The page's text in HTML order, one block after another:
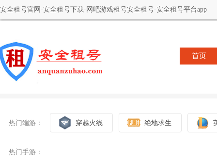
安全租号官网-安全租号下载-网吧游戏租号安全租号-安全租号平台app
首页
热门端游： 穿越火线 绝地求生
热门手游：